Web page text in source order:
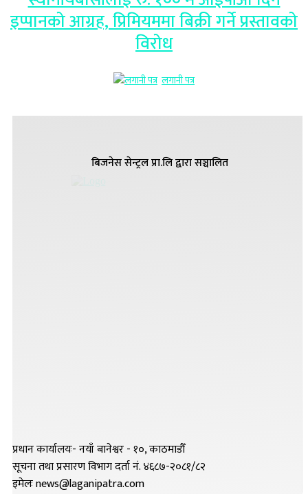
इप्पानको आग्रह, प्रिमियममा बिक्री गर्ने प्रस्तावको
विरोध
लगानी पत्र
बिजनेस सेन्ट्रल प्रा.लि द्वारा सञ्चालित
प्रधान कार्यालयः- नयाँ बानेश्वर - १०, काठमाडौँ
सूचना तथा प्रसारण विभाग दर्ता नं. ४६८७-२०८१/८२
इमेलः news@laganipatra.com